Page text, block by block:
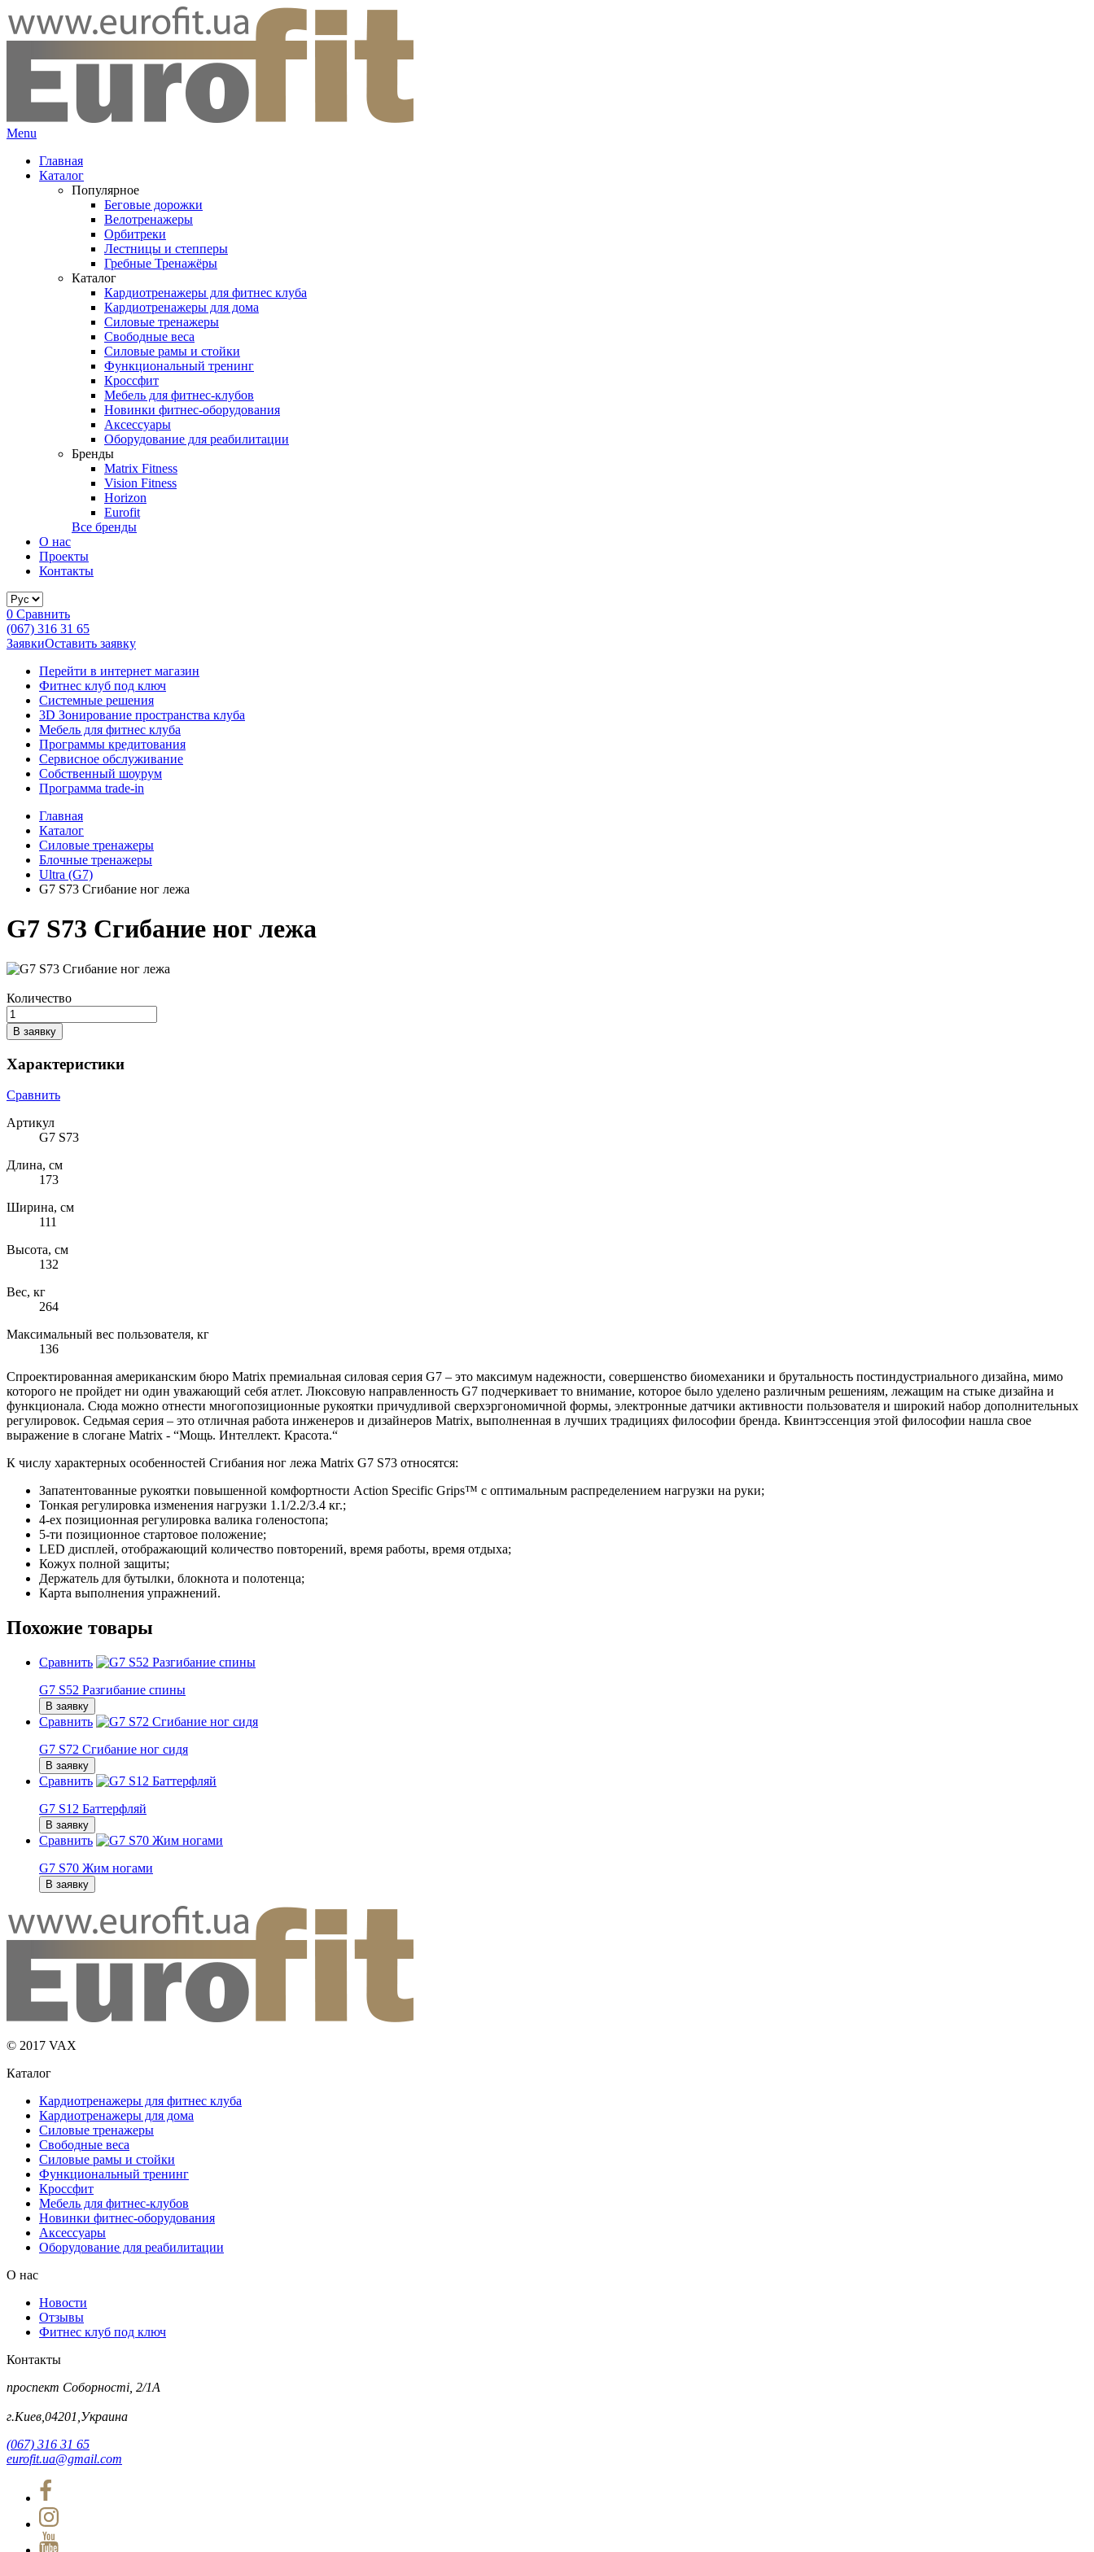
Menu
Главная
Каталог
Популярное
Беговые дорожки
Велотренажеры
Орбитреки
Лестницы и степперы
Гребные Тренажёры
Каталог
Кардиотренажеры для фитнес клуба
Кардиотренажеры для дома
Силовые тренажеры
Свободные веса
Силовые рамы и стойки
Функциональный тренинг
Кроссфит
Мебель для фитнес-клубов
Новинки фитнес-оборудования
Аксессуары
Оборудование для реабилитации
Бренды
Matrix Fitness
Vision Fitness
Horizon
Eurofit
Все бренды
О нас
Проекты
Контакты
0 Сравнить
(067) 316 31 65
ЗаявкиОставить заявку
Перейти в интернет магазин
Фитнес клуб под ключ
Системные решения
3D Зонирование пространства клуба
Мебель для фитнес клуба
Программы кредитования
Сервисное обслуживание
Собственный шоурум
Программа trade-in
Главная
Каталог
Силовые тренажеры
Блочные тренажеры
Ultra (G7)
G7 S73 Сгибание ног лежа
G7 S73 Сгибание ног лежа
Количество
В заявку
Характеристики
Сравнить
Артикул
G7 S73
Длина, см
173
Ширина, см
111
Высота, см
132
Вес, кг
264
Максимальный вес пользователя, кг
136
Спроектированная американским бюро Matrix премиальная силовая серия G7 – это максимум надежности, совершенство биомеханики и брутальность постиндустриального дизайна, мимо
которого не пройдет ни один уважающий себя атлет. Люксовую направленность G7 подчеркивает то внимание, которое было уделено различным решениям, лежащим на стыке дизайна и
функционала. Сюда можно отнести многопозиционные рукоятки причудливой сверхэргономичной формы, электронные датчики активности пользователя и широкий набор дополнительных
регулировок. Седьмая серия – это отличная работа инженеров и дизайнеров Matrix, выполненная в лучших традициях философии бренда. Квинтэссенция этой философии нашла свое
выражение в слогане Matrix - “Мощь. Интеллект. Красота.“
К числу характерных особенностей Сгибания ног лежа Matrix G7 S73 относятся:
Запатентованные рукоятки повышенной комфортности Action Specific Grips™ c оптимальным распределением нагрузки на руки;
Тонкая регулировка изменения нагрузки 1.1/2.2/3.4 кг.;
4-ех позиционная регулировка валика голеностопа;
5-ти позиционное стартовое положение;
LED дисплей, отображающий количество повторений, время работы, время отдыха;
Кожух полной защиты;
Держатель для бутылки, блокнота и полотенца;
Карта выполнения упражнений.
Похожие товары
Сравнить
G7 S52 Разгибание спины
В заявку
Сравнить
G7 S72 Сгибание ног сидя
В заявку
Сравнить
G7 S12 Баттерфляй
В заявку
Сравнить
G7 S70 Жим ногами
В заявку
© 2017 VAX
Каталог
Кардиотренажеры для фитнес клуба
Кардиотренажеры для дома
Силовые тренажеры
Свободные веса
Силовые рамы и стойки
Функциональный тренинг
Кроссфит
Мебель для фитнес-клубов
Новинки фитнес-оборудования
Аксессуары
Оборудование для реабилитации
О нас
Новости
Отзывы
Фитнес клуб под ключ
Контакты
проспект Соборності, 2/1А
г.Киев,04201,Украина
(067) 316 31 65
eurofit.ua@gmail.com